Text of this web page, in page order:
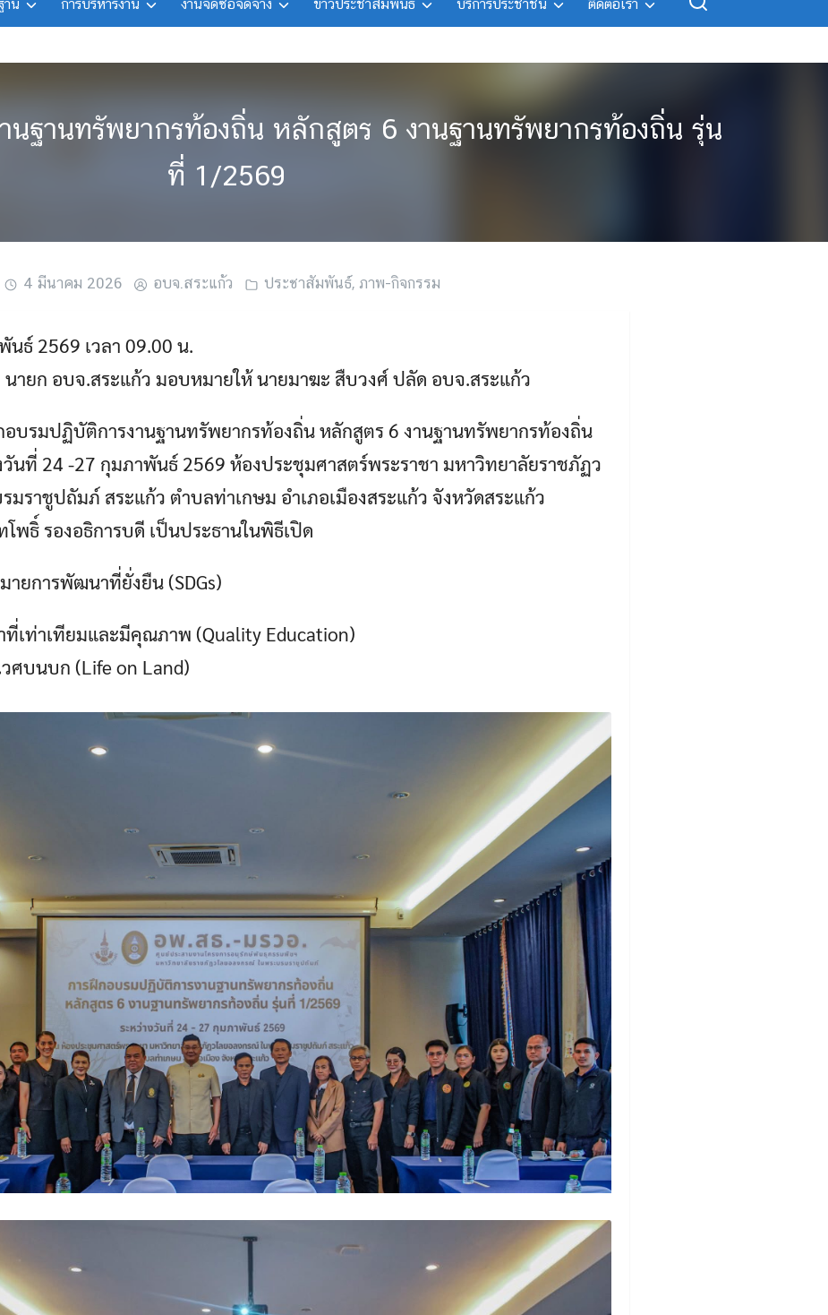
น การบริหารงาน งานจัดซื้อจัดจ้าง ข่าวประชาสัมพันธ์ บริการประชาชน ติดต่อเรา
นฐานทรัพยากรท้องถิ่น หลักสูตร 6 งานฐานทรัพยากรท้องถิ่น รุ่น
ที่ 1/2569
4 มีนาคม 2026 อบจ.สระแก้ว ประชาสัมพันธ์, ภาพ-กิจกรรม
ธ์ 2569 เวลา 09.00 น.
นายก อบจ.สระแก้ว มอบหมายให้ นายมาฆะ สืบวงศ์ ปลัด อบจ.สระแก้ว
อบรมปฏิบัติการงานฐานทรัพยากรท้องถิ่น หลักสูตร 6 งานฐานทรัพยากรท้องถิ่น
นที่ 24 -27 กุมภาพันธ์ 2569 ห้องประชุมศาสตร์พระราชา มหาวิทยาลัยราชภัฏว
มราชูปถัมภ์ สระแก้ว ตำบลท่าเกษม อำเภอเมืองสระแก้ว จังหวัดสระแก้ว
พธิ์ รองอธิการบดี เป็นประธานในพิธีเปิด
ายการพัฒนาที่ยั่งยืน (SDGs)
ที่เท่าเทียมและมีคุณภาพ (Quality Education)
วศบนบก (Life on Land)